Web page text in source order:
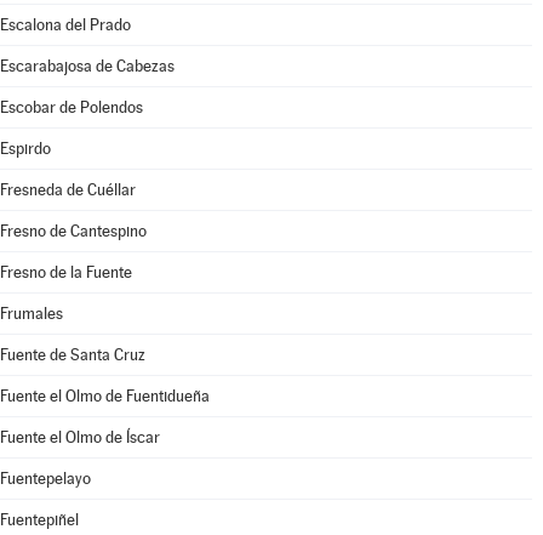
Escalona del Prado
Escarabajosa de Cabezas
Escobar de Polendos
Espirdo
Fresneda de Cuéllar
Fresno de Cantespino
Fresno de la Fuente
Frumales
Fuente de Santa Cruz
Fuente el Olmo de Fuentidueña
Fuente el Olmo de Íscar
Fuentepelayo
Fuentepiñel